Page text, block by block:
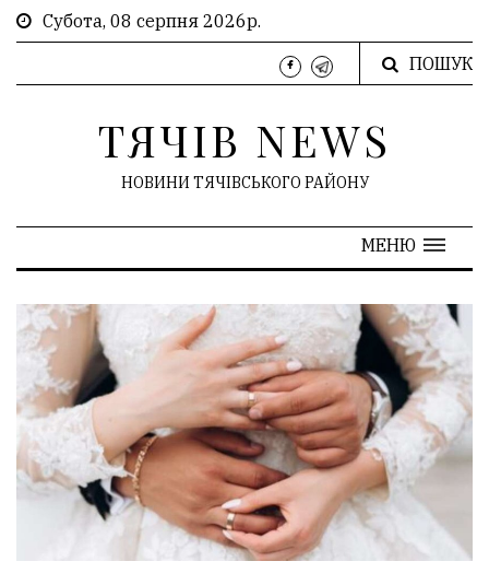
Субота, 08 серпня 2026р.
ПОШУК
ТЯЧІВ NEWS
НОВИНИ ТЯЧІВСЬКОГО РАЙОНУ
МЕНЮ